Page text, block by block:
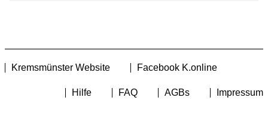
Kremsmünster Website Facebook K.online
Hilfe FAQ AGBs Impressum